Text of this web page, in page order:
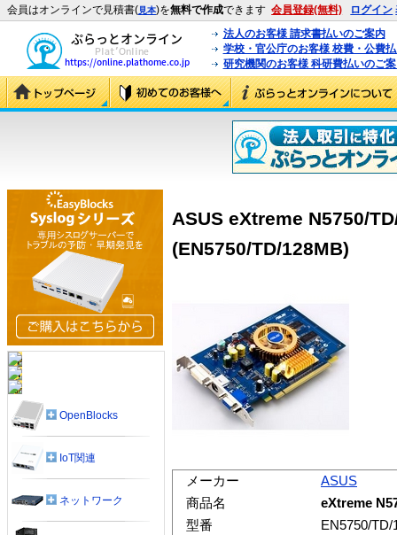
会員はオンラインで見積書(見本)を無料で作成できます 会員登録(無料) ログイン
法人のお客様 請求書払いのご案内
学校・官公庁のお客様 校費・公費
研究機関のお客様 科研費払いのご
ASUS eXtreme N5750/
(EN5750/TD/128MB)
メーカー
ASUS
商品名
eXtreme
型番
EN5750/TD/
OpenBlocks
IoT関連
ネットワーク